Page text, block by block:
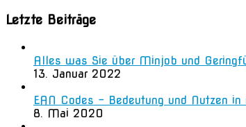
Letzte Beiträge
Alles was Sie über Minjob und
13. Januar 2022
EAN Codes – Bedeutung und Nutzen
8. Mai 2020